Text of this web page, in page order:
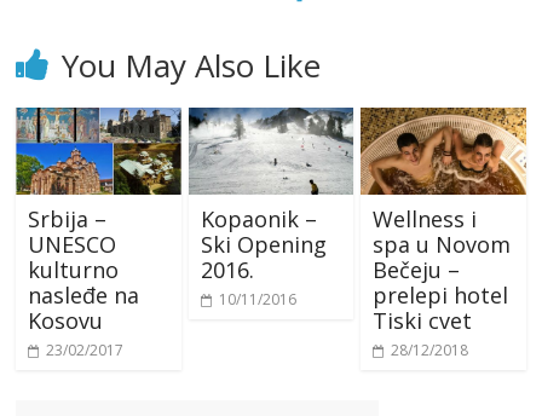
You May Also Like
Srbija –
UNESCO
kulturno
nasleđe na
Kosovu
23/02/2017
Kopaonik –
Ski Opening
2016.
10/11/2016
Wellness i
spa u Novom
Bečeju –
prelepi hotel
Tiski cvet
28/12/2018